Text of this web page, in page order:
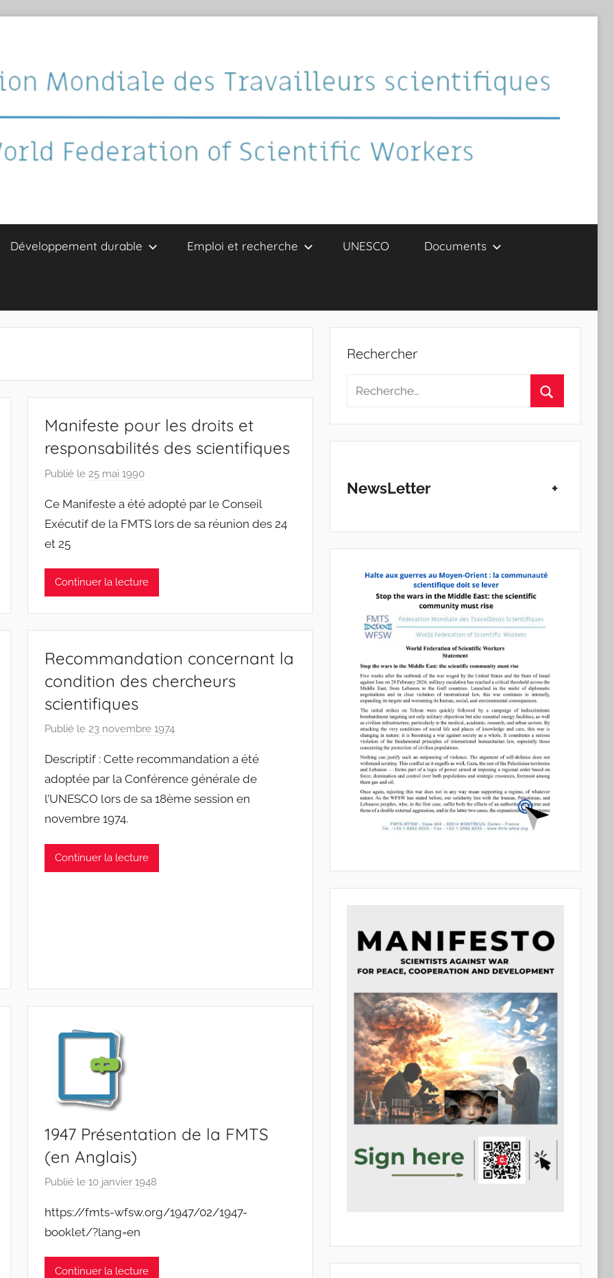
Développement durable Emploi et recherche UNESCO Documents
Manifeste pour les droits et
responsabilités des scientifiques
Publié le25 mai 1990
r
F
S
W
F
S
W
Ce Manifeste a été adopté par le Conseil
Exécutif de la FMTS lors de sa réunion des 24
et 25
Continuer la lecture
Recommandation concernant la
condition des chercheurs
scientifiques
Publié le23 novembre 1974
r
F
M
Descriptif : Cette recommandation a été
adoptée par la Conférence générale de
l’UNESCO lors de sa 18ème session en
novembre 1974.
Continuer la lecture
1947 Présentation de la FMTS
(en Anglais)
Publié le10 janvier 1948
r
https://fmts-wfsw.org/1947/02/1947-
booklet/?lang=en
Continuer la lecture
Rechercher
Recherche
:
NewsLetter +